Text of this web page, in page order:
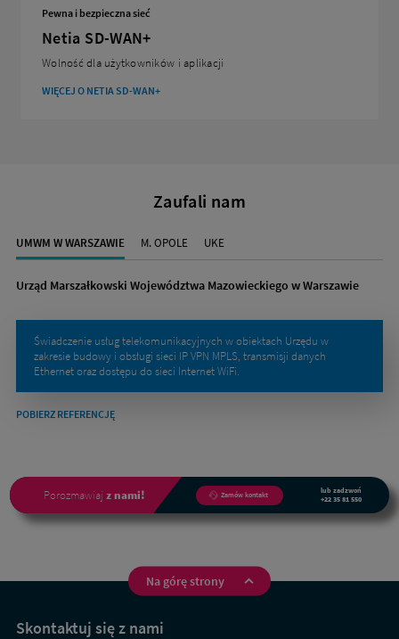
Pewna i bezpieczna sieć
Netia SD-WAN+
Wolność dla użytkowników i aplikacji
WIĘCEJ O NETIA SD-WAN+
Zaufali nam
UMWM W WARSZAWIE M. OPOLE UKE
Urząd Marszałkowski Województwa Mazowieckiego w Warszawie
Świadczenie usług telekomunikacyjnych w obiektach Urzędu w
zakresie budowy i obsługi sieci IP VPN MPLS, transmisji danych
Ethernet oraz dostępu do sieci Internet WiFi.
POBIERZ REFERENCJĘ
Porozmawiajz nami! Zamów kontakt
lub zadzwoń
+22 35 81 550
Na górę strony
Skontaktuj się z nami